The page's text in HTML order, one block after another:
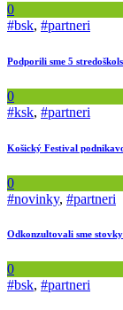
0
#bsk, #partneri
Podporili sme 5
0
#ksk, #partneri
Košický Festival
0
#novinky, #partneri
Odkonzultovali sme
0
#bsk, #partneri